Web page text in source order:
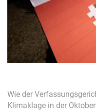
Wie der
Klimaklage in der